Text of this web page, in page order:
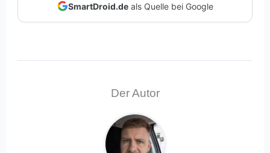
SmartDroid.deals Quelle bei Google
Der Autor